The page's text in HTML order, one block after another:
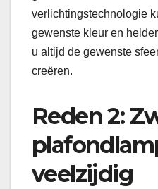
verlichtingstechnologie
gewenste kleur en
u altijd de gewenste
creëren.
Reden 2:
veelzijdig